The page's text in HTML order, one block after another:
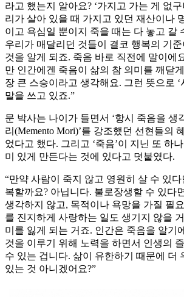
라고 했는지 알아요? ‘가지고 가는 게 없
리가 살아 있을 때 가지고 있던 재산이나
이고 욕심일 뿐이지 죽을 때는 다 놓고 갈
우리가 매달리던 것들이 결코 행복의 기
것을 알게 되죠. 죽음 바로 직전에 말이에
만 인간에겐 죽음이 삶의 참 의미를 깨닫
장 큰 스승이라고 생각해요. 그런 뜻으로 ‘
말을 쓰고 있죠.”
문 박사는 나이가 들면서 ‘항시 죽음을 생
리(Memento Mori)’를 강조했던 선현들의
었다고 했다. 그리고 ‘죽음’이 지닌 또 하
미 있게 만든다는 것에 있다고 덧붙였다.
“만약 사람이 죽지 않고 영원히 살 수 있다
복할까요? 아닙니다. 불로장생할 수 있다
생각하지 않고, 목적이나 욕망을 가질 필
를 진지하게 사랑하는 일도 생기지 않을
미를 잃게 되는 거죠. 인간은 죽음을 알기
것을 이루기 위해 노력을 하면서 인생의
수 있는 겁니다. 삶이 유한하기 때문에 더
있는 것 아니겠어요?”